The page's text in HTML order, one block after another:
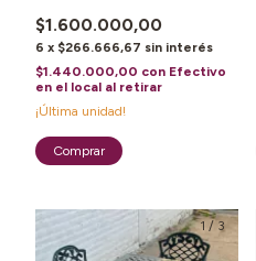
$1.600.000,00
6 x $266.666,67 sin interés
$1.440.000,00 con Efectivo
en el local al retirar
¡Última unidad!
1 / 3